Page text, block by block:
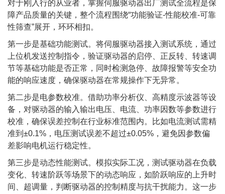
对于刚入行的从业者，掌握伺服驱动器出厂测试全流程是保
障产品质量的关键，整个流程围绕“功能验证-性能校准-可靠
性筛查”展开，环环相扣。
第一步是基础功能测试。将伺服驱动器接入测试系统，通过
上位机发送控制指令，验证驱动器的启停、正反转、转速调
节等基础功能是否正常，同时检测急停、故障报警等安全功
能的响应速度，确保驱动器在常规操作下无异常。
第二步是电参数校准。借助功率分析仪、高精度示波器等设
备，对驱动器的输入输出电压、电流、功率因数等参数进行
校准，确保误差控制在行业标准范围内。比如电流测试需精
准到±0.1%，电压测试误差不超过±0.05%，避免因参数偏
差影响电机运行稳定性。
第三步是动态性能测试。模拟实际工况，测试驱动器在负载
变化、转速阶跃等场景下的动态响应，如阶跃响应的上升时
间、超调量，判断驱动器的控制精度与抗干扰能力。这一步